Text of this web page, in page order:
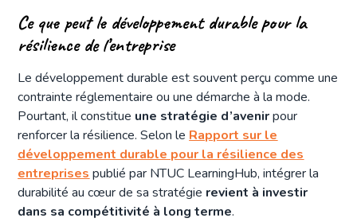
Ce que peut le développement durable pour la
résilience de l’entreprise
Le développement durable est souvent perçu comme une
contrainte réglementaire ou une démarche à la mode.
Pourtant, il constitue une stratégie d’avenirpour
renforcer la résilience. Selon le Rapport sur le
développement durable pour la résilience des
entreprises publié par NTUC LearningHub, intégrer la
durabilité au cœur de sa stratégie revient à investir
dans sa compétitivité à long terme.